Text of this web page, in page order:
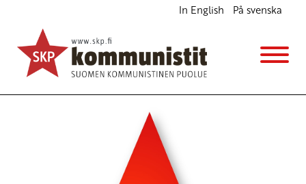
In English På svenska
SKP merkittiin uudelleen puoluerekisteriin
Ajankohtaista
12.12.2011 - 14:31(Muokattu 6.11.2025 - 13:38)